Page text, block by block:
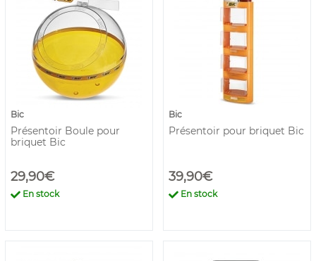
Bic
Présentoir Boule pour
briquet Bic
29,90€
En stock
Bic
Présentoir pour briquet Bic
39,90€
En stock